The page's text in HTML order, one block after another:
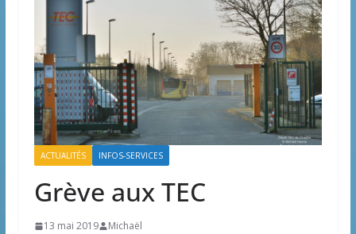
ACTUALITÉS INFOS-SERVICES
Grève aux TEC
13 mai 2019 Michaël